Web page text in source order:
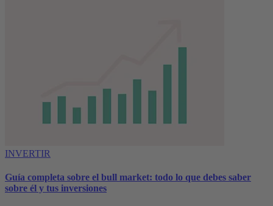
INVERTIR
Guía completa sobre el bull market: todo lo que debes saber
sobre él y tus inversiones